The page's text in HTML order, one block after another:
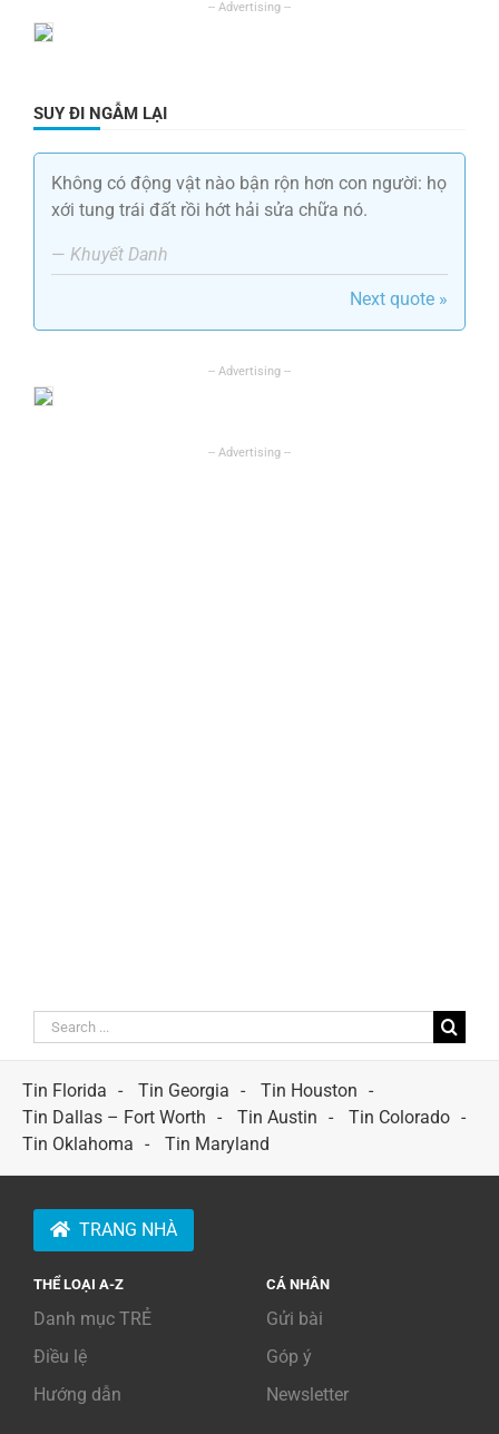
SUY ĐI NGẪM LẠI
Không có động vật nào bận rộn hơn con người: họ
xới tung trái đất rồi hớt hải sửa chữa nó.
— Khuyết Danh
Next quote »
Search
for:
Tin Florida
Tin Georgia
Tin Houston
Tin Dallas – Fort Worth
Tin Austin
Tin Colorado
Tin Oklahoma
Tin Maryland
TRANG NHÀ
THỂ LOẠI A-Z
Danh mục TRẺ
Điều lệ
Hướng dẫn
CÁ NHÂN
Gửi bài
Góp ý
Newsletter